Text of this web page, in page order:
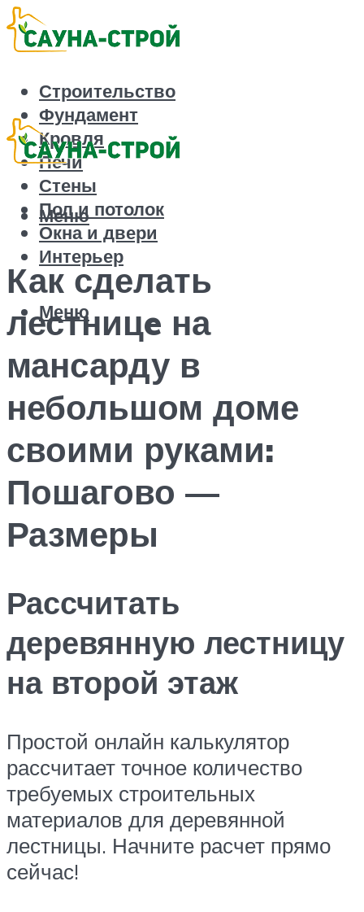
Строительство
Фундамент
Кровля
Печи
Стены
Пол и потолок
Окна и двери
Интерьер
Меню
Меню
Как сделать
лестницe на
мансарду в
небольшом доме
своими руками:
Пошагово —
Размеры
Рассчитать
деревянную лестницу
на второй этаж
Простой онлайн калькулятор
рассчитает точное количество
требуемых строительных
материалов для деревянной
лестницы. Начните расчет прямо
сейчас!